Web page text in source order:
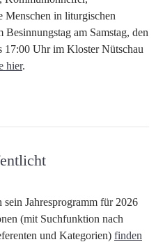
Menschen in liturgischen
am Samstag, den
17:00 Uhr im Kloster Nütschau
hier.
Jahresprogramm für 2026
(mit Suchfunktion nach
und Kategorien) finden